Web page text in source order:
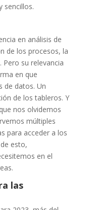
sencillos.
en análisis de
de los procesos, la
su relevancia
en que
de datos. Un
de los tableros. Y
nos olvidemos
rvemos múltiples
para acceder a los
esto,
en el
las